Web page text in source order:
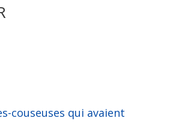
couseuses qui avaient